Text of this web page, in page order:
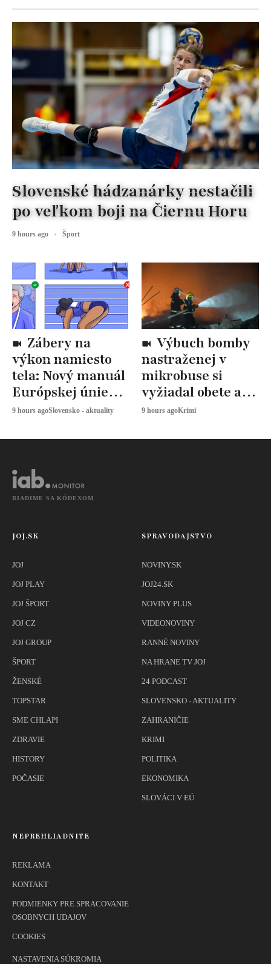
výkon namiesto
tela: Nový manuál
Európskej únie
určuje, ako
športovkyne
9 hours agoSlovensko - aktuality
nastraženej v
mikrobuse si
vyžiadal obete a
zranených
9 hours agoKrimi
Slovenské hádzanárky nestačili
po veľkom boji na Čiernu Horu
9 hours ago Šport
RIADIME SA KÓDEXOM
JOJ.SK
JOJ
JOJ PLAY
JOJ ŠPORT
JOJ CZ
JOJ GROUP
ŠPORT
ŽENSKÉ
TOPSTAR
SME CHLAPI
ZDRAVIE
HISTORY
POČASIE
SPRAVODAJSTVO
NOVINY.SK
JOJ24.SK
NOVINY PLUS
VIDEONOVINY
RANNÉ NOVINY
NA HRANE TV JOJ
24 PODCAST
SLOVENSKO - AKTUALITY
ZAHRANIČIE
KRIMI
POLITIKA
EKONOMIKA
SLOVÁCI V EÚ
NEPREHLIADNITE
REKLAMA
KONTAKT
PODMIENKY PRE SPRACOVANIE
OSOBNYCH UDAJOV
COOKIES
NASTAVENIA SÚKROMIA